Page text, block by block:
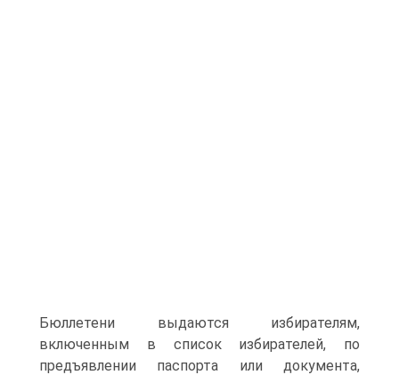
Бюллетени выдаются избирателям,
включенным в список избирателей, по
предъявлении паспорта или документа,